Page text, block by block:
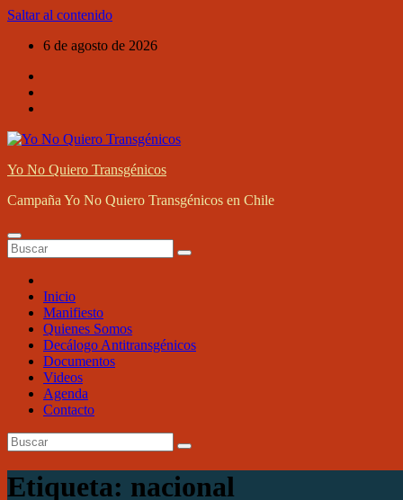
Saltar al contenido
6 de agosto de 2026
Yo No Quiero Transgénicos
Campaña Yo No Quiero Transgénicos en Chile
Inicio
Manifiesto
Quienes Somos
Decálogo Antitransgénicos
Documentos
Videos
Agenda
Contacto
Etiqueta: nacional